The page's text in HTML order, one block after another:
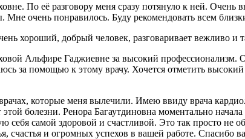
По её разговору меня сразу потянуло к ней. Очень
Мне очень понравилось. Буду рекомендовать всем
хороший, добрый человек, разговаривает вежливо и
Альфире Гаджиевне за высокий профессионализм.
за помощью к этому врачу. Хочется отметить
которые меня вылечили. Имею ввиду врача
болезни. Ренора Багаутдиновна моментально
себя самой здоровой и счастливой. Это так просто не
счастья и огромных успехов в вашей работе. Спасибо